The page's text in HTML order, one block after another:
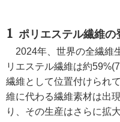
ポリエステル繊維の
2024年、世界の全繊維
リエステル繊維は約
繊維として位置付けられ
維に代わる繊維素材は出
り、その生産はさらに拡